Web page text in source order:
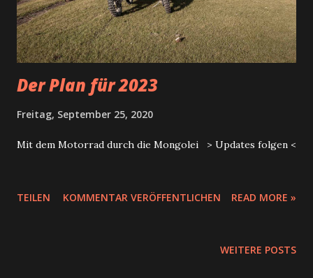
Der Plan für 2023
Freitag, September 25, 2020
Mit dem Motorrad durch die Mongolei > Updates folgen <
TEILEN KOMMENTAR VERÖFFENTLICHEN READ MORE »
WEITERE POSTS